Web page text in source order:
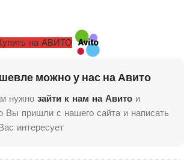
на АВИТО
можно у нас на Авито
нужно зайти к нам на Авито и
Вы пришли с нашего сайта и написать
интересует